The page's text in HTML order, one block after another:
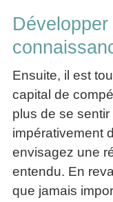
Ensuite, il est
capital de
plus de se
impérativement
envisagez une
entendu. En
que jamais